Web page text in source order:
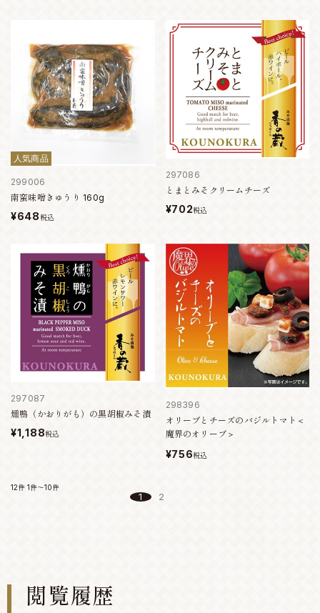
人気商品
299006
南蛮味噌きゅうり 160g
¥648税込
297086
とまとみそクリームチーズ
¥702税込
297087
燻鴨（かおりがも）の黒胡椒みそ漬
¥1,188税込
298396
オリーブとチーズのバジルトマト＜
魔界のオリーブ＞
¥756税込
12件 1件～10件
1 2
閲覧履歴